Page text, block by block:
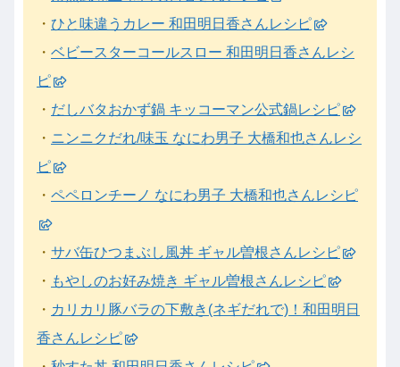
・ ひと味違うカレー 和田明日香さんレシピ
・ ベビースターコールスロー 和田明日香さんレシ
ピ
・ だしバタおかず鍋 キッコーマン公式鍋レシピ
・ ニンニクだれ/味玉 なにわ男子 大橋和也さんレシ
ピ
・ ペペロンチーノ なにわ男子 大橋和也さんレシピ
・ サバ缶ひつまぶし風丼 ギャル曽根さんレシピ
・ もやしのお好み焼き ギャル曽根さんレシピ
・ カリカリ豚バラの下敷き(ネギだれで)！和田明日
香さんレシピ